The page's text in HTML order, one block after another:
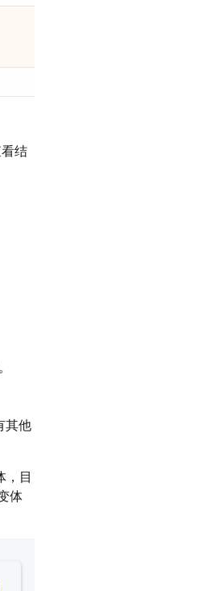
结
其他
，目
体